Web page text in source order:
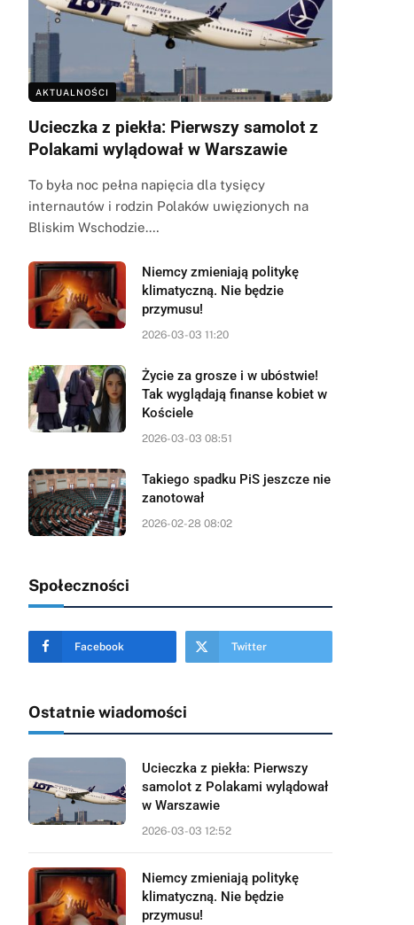
AKTUALNOŚCI
Ucieczka z piekła: Pierwszy samolot z
Polakami wylądował w Warszawie
To była noc pełna napięcia dla tysięcy
internautów i rodzin Polaków uwięzionych na
Bliskim Wschodzie.…
Niemcy zmieniają politykę
klimatyczną. Nie będzie
przymusu!
2026-03-03 11:20
Życie za grosze i w ubóstwie!
Tak wyglądają finanse kobiet w
Kościele
2026-03-03 08:51
Takiego spadku PiS jeszcze nie
zanotował
2026-02-28 08:02
Społeczności
Facebook Twitter
Ostatnie wiadomości
Ucieczka z piekła: Pierwszy
samolot z Polakami wylądował
w Warszawie
2026-03-03 12:52
Niemcy zmieniają politykę
klimatyczną. Nie będzie
przymusu!